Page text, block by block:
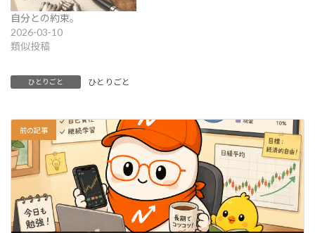
自分との約束。
2026-03-10
類似投稿
ひとりごと ひとりごと
前の記事